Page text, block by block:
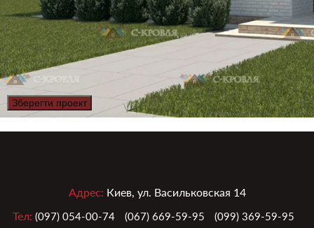
Зберегти проект
Адрес: Киев, ул. Васильковская 14
Тел: (097) 054-00-74 (067) 669-59-95 (099) 369-59-95